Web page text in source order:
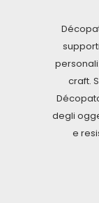
craft.
degli
e